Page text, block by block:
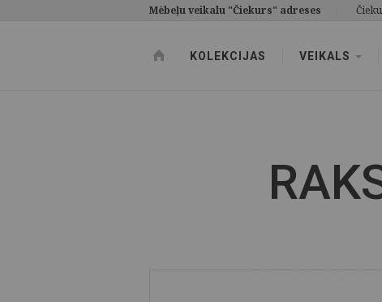
Mēbeļu veikalu "Čiekurs" adreses
KOLEKCIJAS VEIKALS